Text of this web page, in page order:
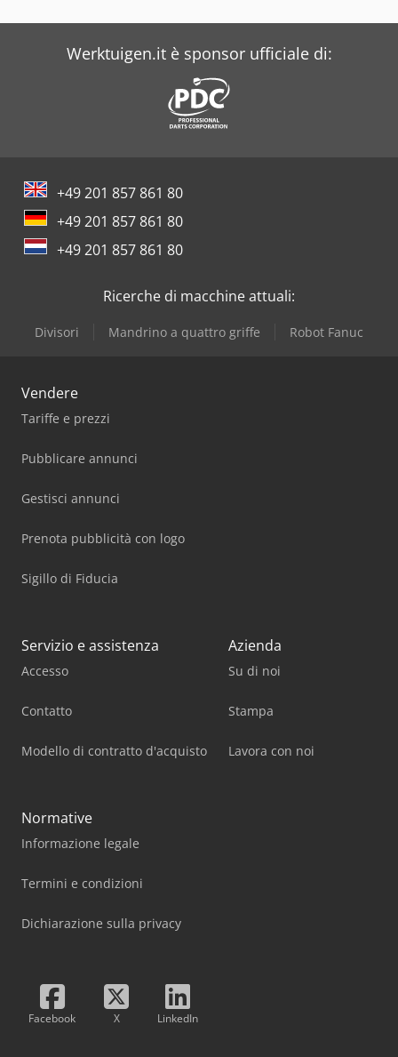
Bianco
Bonfiglioli
Dr. Boy
Werktuigen.it è sponsor ufficiale di:
+49 201 857 861 80
+49 201 857 861 80
+49 201 857 861 80
Ricerche di macchine attuali:
Divisori Mandrino a quattro griffe Robot Fanuc
Vendere
Tariffe e prezzi
Pubblicare annunci
Gestisci annunci
Prenota pubblicità con logo
Sigillo di Fiducia
Servizio e assistenza
Accesso
Contatto
Modello di contratto d'acquisto
Azienda
Su di noi
Stampa
Lavora con noi
Normative
Informazione legale
Termini e condizioni
Dichiarazione sulla privacy
Facebook X LinkedIn